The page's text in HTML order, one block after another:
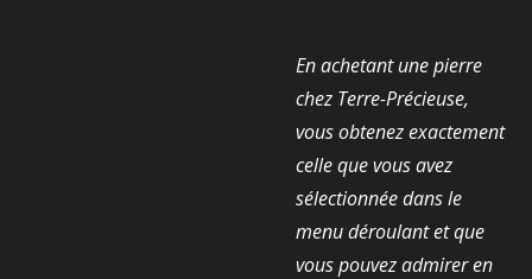
En achetant une pierre
chez Terre-Précieuse,
vous obtenez exactement
celle que vous avez
sélectionnée dans le
menu déroulant et que
vous pouvez admirer en